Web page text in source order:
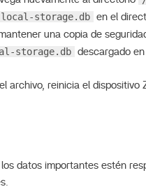
local-storage.db en el
una copia de
storage.db descargado
archivo, reinicia el
datos importantes estén